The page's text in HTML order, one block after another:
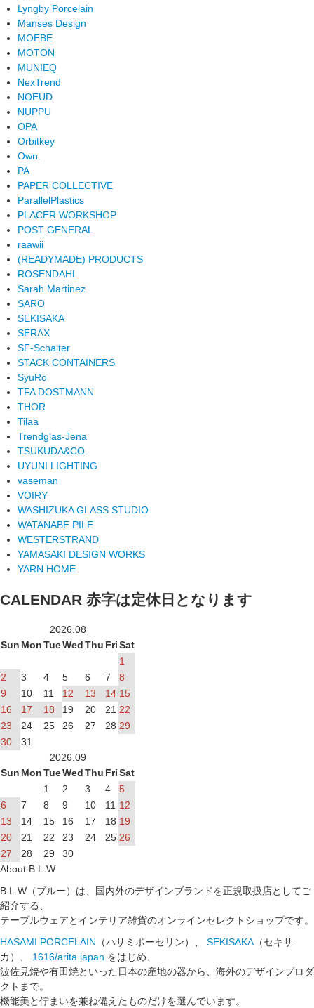
Lyngby Porcelain
Manses Design
MOEBE
MOTON
MUNIEQ
NexTrend
NOEUD
NUPPU
OPA
Orbitkey
Own.
PA
PAPER COLLECTIVE
ParallelPlastics
PLACER WORKSHOP
POST GENERAL
raawii
(READYMADE) PRODUCTS
ROSENDAHL
Sarah Martinez
SARO
SEKISAKA
SERAX
SF-Schalter
STACK CONTAINERS
SyuRo
TFA DOSTMANN
THOR
Tilaa
Trendglas-Jena
TSUKUDA&CO.
UYUNI LIGHTING
vaseman
VOIRY
WASHIZUKA GLASS STUDIO
WATANABE PILE
WESTERSTRAND
YAMASAKI DESIGN WORKS
YARN HOME
CALENDAR 赤字は定休日となります
2026.08
Sun MonTueWedThu FriSat
1
2
3 4 5 6 7
8
9
10 11 12 13 14 15
16
17 18 19 20 21 22
23
24 25 26 27 28 29
30
31
2026.09
Sun MonTueWedThu FriSat
1
2 3 4
5
6
7 8 9 10 11 12
13
14 15 16 17 18 19
20
21 22 23 24 25 26
27
28 29
30
About B.L.W
B.L.W（ブルー）は、国内外のデザインブランドを正規取扱店としてご
紹介する、
テーブルウェアとインテリア雑貨のオンラインセレクトショップです。
HASAMI PORCELAIN （ハサミポーセリン）、 SEKISAKA（セキサ
カ）、 1616/arita japan をはじめ、
波佐見焼や有田焼といった日本の産地の器から、海外のデザインプロダ
クトまで。
機能美と佇まいを兼ね備えたものだけを選んでいます。